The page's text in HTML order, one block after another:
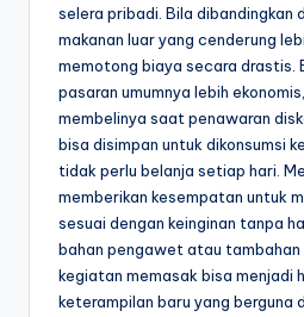
selera pribadi. Bila dibandingkan
makanan luar yang cenderung
memotong biaya secara drastis.
pasaran umumnya lebih
membelinya saat penawaran
bisa disimpan untuk dikonsumsi
tidak perlu belanja setiap hari.
memberikan kesempatan untuk
sesuai dengan keinginan tanpa
bahan pengawet atau tambahan
kegiatan memasak bisa menjadi
keterampilan baru yang berguna